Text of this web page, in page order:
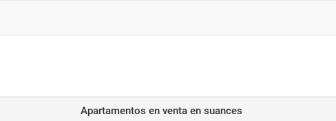
Apartamentos en ventaen suances